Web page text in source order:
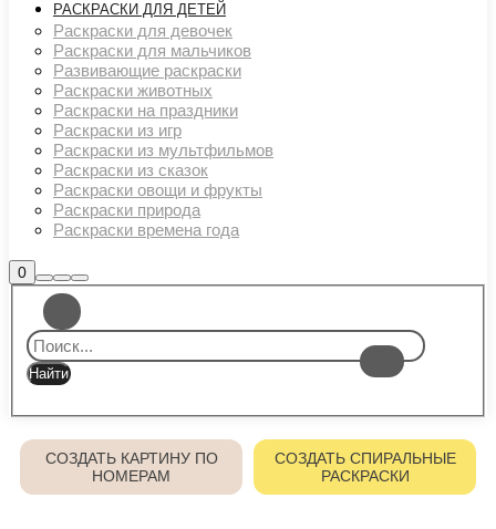
РАСКРАСКИ ДЛЯ ДЕТЕЙ
Раскраски для девочек
Раскраски для мальчиков
Развивающие раскраски
Раскраски животных
Раскраски на праздники
Раскраски из игр
Раскраски из мультфильмов
Раскраски из сказок
Раскраски овощи и фрукты
Раскраски природа
Раскраски времена года
0Боковая
панель
магазина
Найти
Больше
информации
Главное
меню
СОЗДАТЬ КАРТИНУ ПО
НОМЕРАМ
СОЗДАТЬ СПИРАЛЬНЫЕ
РАСКРАСКИ